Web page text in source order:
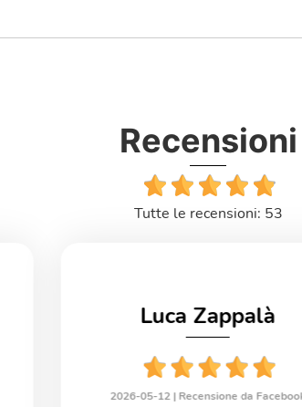
Recensioni
Tutte le recensioni: 53
Luca Zappalà
2026-05-12 |Recensione da